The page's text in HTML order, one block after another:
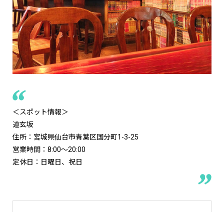
＜スポット情報＞
道玄坂
住所：宮城県仙台市青葉区国分町1-3-25
営業時間：8:00～20:00
定休日：日曜日、祝日